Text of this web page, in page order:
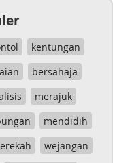
kentungan
bersahaja
merajuk
mendidih
wejangan